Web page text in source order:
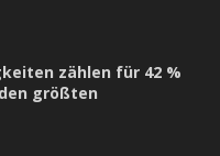
zählen für 42 %
größten